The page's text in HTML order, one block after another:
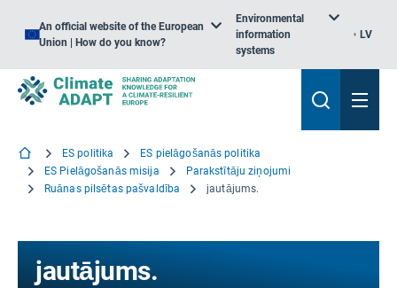
An official website of the European
Union | How do you know?
Environmental
information
systems
LV
ES politika
ES pielāgošanās politika
ES Pielāgošanās misija
Parakstītāju ziņojumi
Ruānas pilsētas pašvaldība
jautājums.
jautājums.